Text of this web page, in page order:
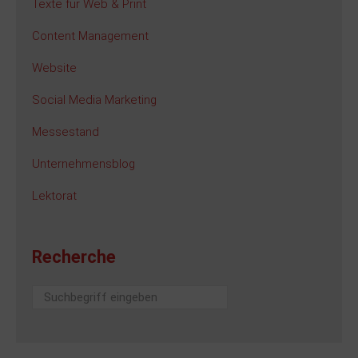
Texte für Web & Print
Content Management
Website
Social Media Marketing
Messestand
Unternehmensblog
Lektorat
Recherche
Suchen